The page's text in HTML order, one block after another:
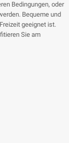
Bedingungen, oder
Bequeme und
geeignet ist.
Sie am